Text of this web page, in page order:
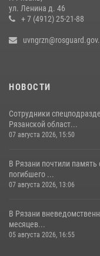
Рязанским
28 июля 2026, 09:22
ул. Ленина д. 46
+ 7 (4912) 25-21-88
НОВОСТИ
Сотрудники
Рязанской област...
07 августа 2026, 15:50
В Рязани почтили
погибшего ...
07 августа 2026, 13:06
В Рязани
месяцев...
05 августа 2026, 16:55